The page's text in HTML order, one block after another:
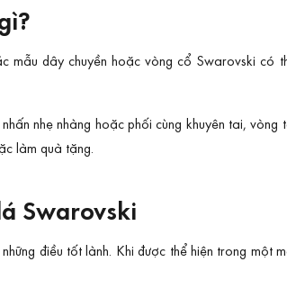
mẫu dây chuyền hoặc vòng cổ Swarovski
nhẹ nhàng hoặc phối cùng khuyên tai,
làm quà tặng.
Swarovski
điều tốt lành. Khi được thể hiện trong một